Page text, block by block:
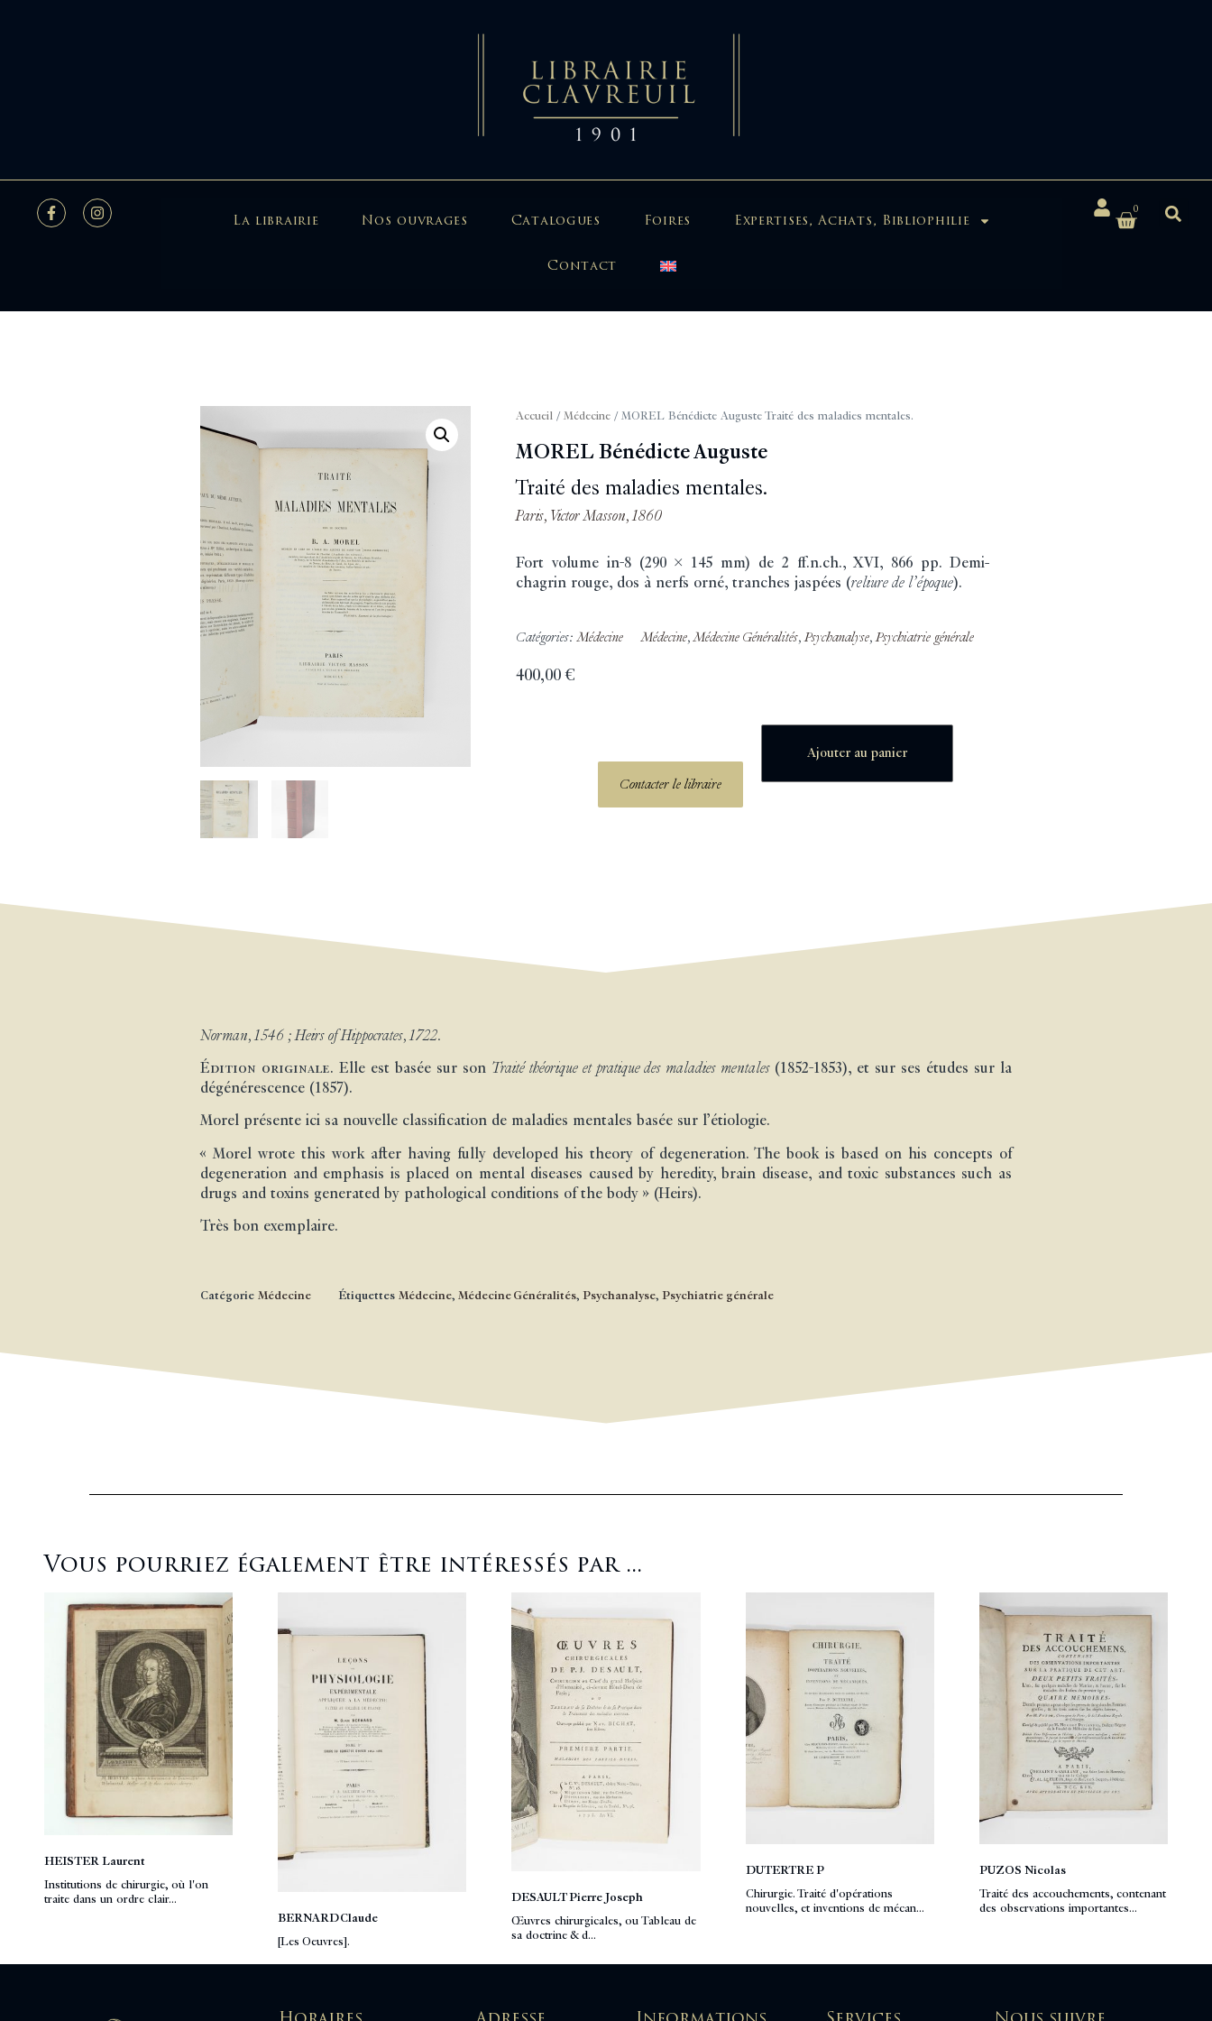
La librairie Nos ouvrages Catalogues Foires Expertises, Achats, Bibliophilie
Contact
0
Accueil/ Médecine/ MOREL Bénédicte Auguste Traité des maladies mentales.
MOREL Bénédicte Auguste
Traité des maladies mentales.
Paris, Victor Masson, 1860
Fort volume in-8 (290 x 145 mm) de 2 ff.n.ch., XVI, 866 pp. Demi-
chagrin rouge, dos à nerfs orné, tranches jaspées (reliure de l’époque).
Catégories:Médecine Médecine,Médecine Généralités,Psychanalyse,Psychiatrie générale
400,00€
Contacter le libraire
Ajouter au panier
Norman, 1546 ; Heirs of Hippocrates, 1722.
Édition originale. Elle est basée sur son Traité théorique et pratique des maladies mentales (1852-1853), et sur ses études sur la
dégénérescence (1857).
Morel présente ici sa nouvelle classification de maladies mentales basée sur l’étiologie.
« Morel wrote this work after having fully developed his theory of degeneration. The book is based on his concepts of
degeneration and emphasis is placed on mental diseases caused by heredity, brain disease, and toxic substances such as
drugs and toxins generated by pathological conditions of the body » (Heirs).
Très bon exemplaire.
Catégorie Médecine Étiquettes Médecine, Médecine Généralités, Psychanalyse, Psychiatrie générale
Vous pourriez également être intéressés par ...
HEISTER Laurent
Institutions de chirurgie, où l'on
traite dans un ordre clair...
BERNARD Claude
[Les Oeuvres].
DESAULT Pierre Joseph
Œuvres chirurgicales, ou Tableau de
sa doctrine & d...
DUTERTRE P
Chirurgie. Traité d'opérations
nouvelles, et inventions de mécan...
PUZOS Nicolas
Traité des accouchements, contenant
des observations importantes...